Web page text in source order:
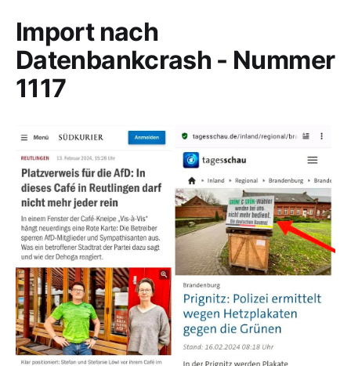
Import nach
Datenbankcrash - Nummer
1117